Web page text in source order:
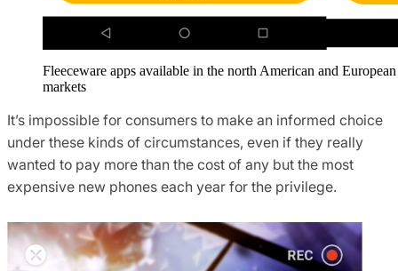
Fleeceware apps available in the north American and European
markets
It’s impossible for consumers to make an informed choice
under these kinds of circumstances, even if they really
wanted to pay more than the cost of any but the most
expensive new phones each year for the privilege.